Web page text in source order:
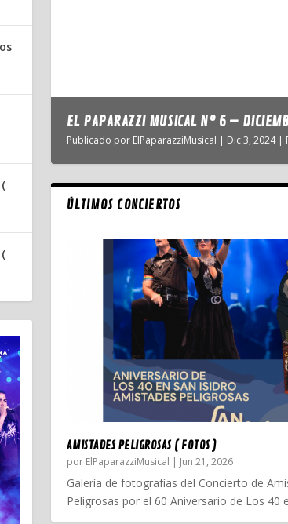
EL PAPARAZZI MUSICAL Nº 6 –
Publicado por ElPaparazziMusical | Dic 3, 2024|
ÚLTIMOS CONCIERTOS
AMISTADES PELIGROSAS ( FOTOS )
por ElPaparazziMusical | Jun 21, 2026
Galería de fotografías del Concierto de
Peligrosas por el 60 Aniversario de Los 40